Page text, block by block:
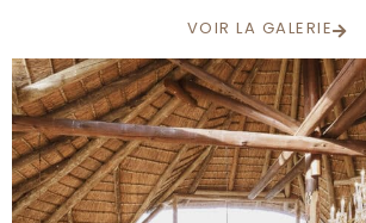
VOIR LA GALERIE